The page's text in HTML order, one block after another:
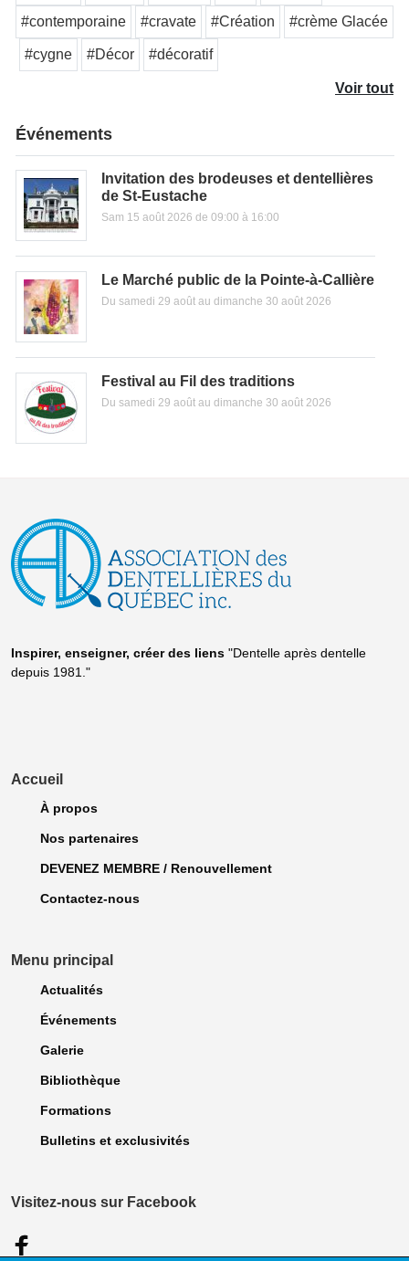
#contemporaine #cravate #Création #crème Glacée
#cygne #Décor #décoratif
Voir tout
Événements
Invitation des brodeuses et dentellières
de St-Eustache
Sam 15 août 2026 de 09:00 à 16:00
Le Marché public de la Pointe-à-Callière
Du samedi 29 août au dimanche 30 août 2026
Festival au Fil des traditions
Du samedi 29 août au dimanche 30 août 2026
Inspirer, enseigner, créer des liens "Dentelle après dentelle
depuis 1981."
Accueil
À propos
Nos partenaires
DEVENEZ MEMBRE / Renouvellement
Contactez-nous
Menu principal
Actualités
Événements
Galerie
Bibliothèque
Formations
Bulletins et exclusivités
Visitez-nous sur Facebook